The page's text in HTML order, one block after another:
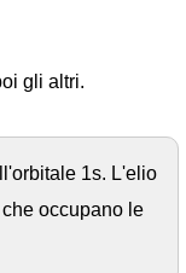
gli altri.
1s. L'elio
occupano le